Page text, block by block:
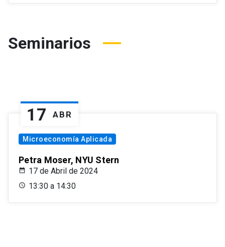
Seminarios
17 ABR
Microeconomía Aplicada
Petra Moser, NYU Stern
17 de Abril de 2024
13:30 a 14:30